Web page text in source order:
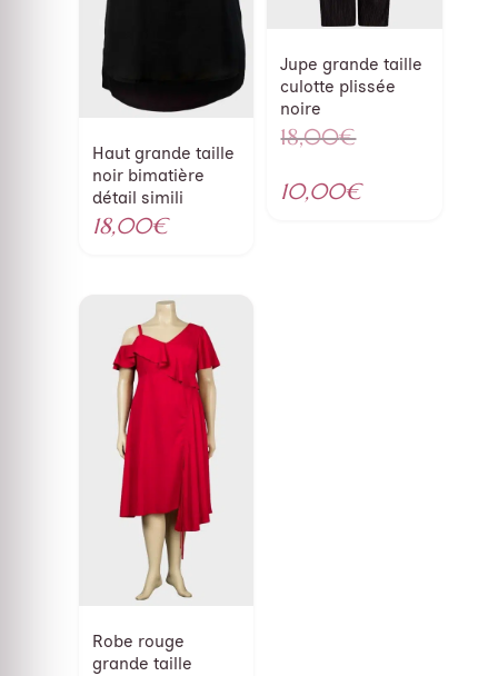
Haut grande taille
noir bimatière
détail simili
18,00€
Jupe grande taille
culotte plissée
noire
18,00€
initial
10,00€Le
Robe rouge
grande taille